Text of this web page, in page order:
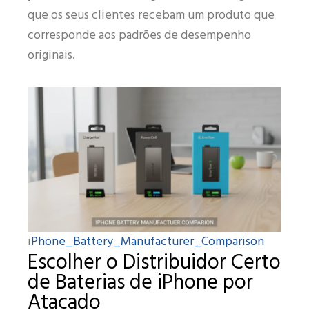
que os seus clientes recebam um produto que
corresponde aos padrões de desempenho
originais.
iPhone_Battery_Manufacturer_Comparison
Escolher o Distribuidor Certo
de Baterias de iPhone por
Atacado